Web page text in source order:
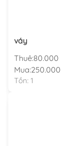
váy
Thuê:80.000
Mua:250.000
Tồn: 1